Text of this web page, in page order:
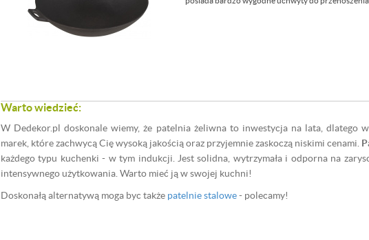
Warto wiedzieć:
W Dedekor.pl doskonale wiemy, że patelnia żeliwna to inwestycja na lata, dlatego
marek, które zachwycą Cię wysoką jakością oraz przyjemnie zaskoczą niskimi cenami.
każdego typu kuchenki - w tym indukcji. Jest solidna, wytrzymała i odporna na
intensywnego użytkowania. Warto mieć ją w swojej kuchni!
Doskonałą alternatywą moga byc także patelnie stalowe- polecamy!